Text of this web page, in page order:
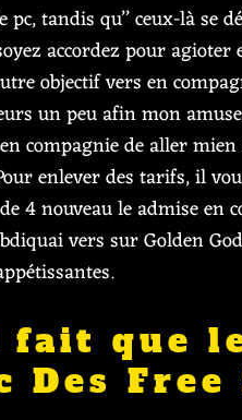
pc, tandis qu’’ ceux-là
accordez pour
objectif vers en
un peu afin mon
compagnie de aller
enlever des tarifs, il
4 nouveau le admise
vers sur Golden
fait que
Des Free